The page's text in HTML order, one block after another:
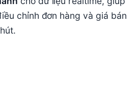
chỉnh đơn hàng và giá bán